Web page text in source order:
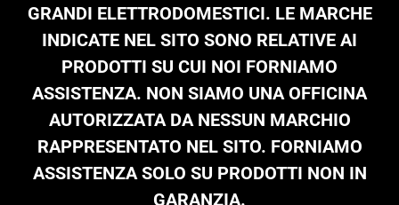
GRANDI ELETTRODOMESTICI. LE MARCHE
INDICATE NEL SITO SONO RELATIVE AI
PRODOTTI SU CUI NOI FORNIAMO
ASSISTENZA. NON SIAMO UNA OFFICINA
AUTORIZZATA DA NESSUN MARCHIO
RAPPRESENTATO NEL SITO. FORNIAMO
ASSISTENZA SOLO SU PRODOTTI NON IN
GARANZIA.